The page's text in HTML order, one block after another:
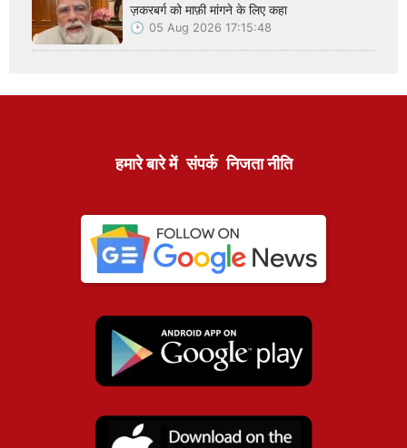
ज़करबर्ग को माफ़ी मांगने के लिए कहा
05 Aug 2026 17:15:48
हमारे बारे में संपर्क निजता नीति